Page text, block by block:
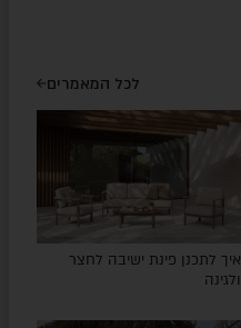
לכל המאמרים
איך לתכנן פינת ישיבה לחצר
ולגינה